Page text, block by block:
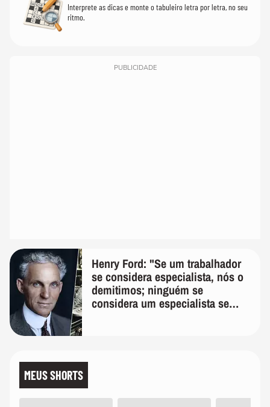
Interprete as dicas e monte o tabuleiro letra por letra, no seu
ritmo.
PUBLICIDADE
Henry Ford: "Se um trabalhador
se considera especialista, nós o
demitimos; ninguém se
considera um especialista se
MEUS SHORTS